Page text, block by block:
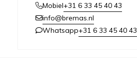
Mobiel+31 6 33 45 40 43
info@bremas.nl
Whatsapp+31 6 33 45 40 43